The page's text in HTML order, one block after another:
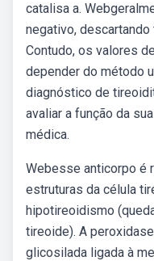
catalisa a.
negativo,
Contudo, os valores
depender do método
diagnóstico de
avaliar a função da
médica.
Webesse anticorpo é
estruturas da célula
hipotireoidismo
tireoide). A
glicosilada ligada à